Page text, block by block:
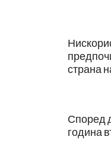
страна
Според
година